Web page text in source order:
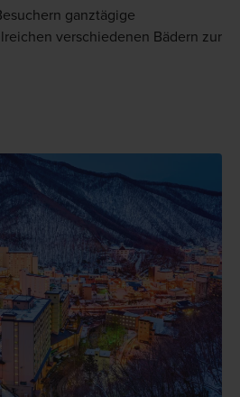
ganztägige
verschiedenen Bädern zur